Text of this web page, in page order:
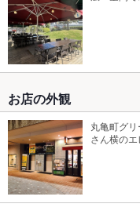
お店の外観
丸亀町グ
さん横の